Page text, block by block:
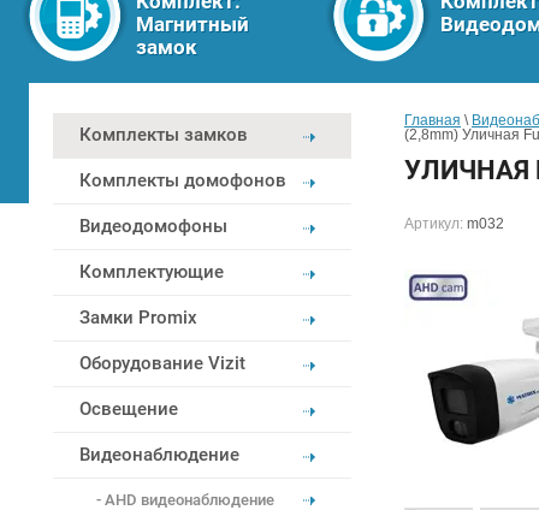
Магнитный
замок
Комплекты замков
Комплекты домофонов
Видеодомофоны
Комплектующие
Замки Promix
Оборудование Vizit
Освещение
Видеонаблюдение
AHD видеонаблюдение
Главная \
(2,8mm) Уличная
УЛИЧНАЯ
Артикул: m032